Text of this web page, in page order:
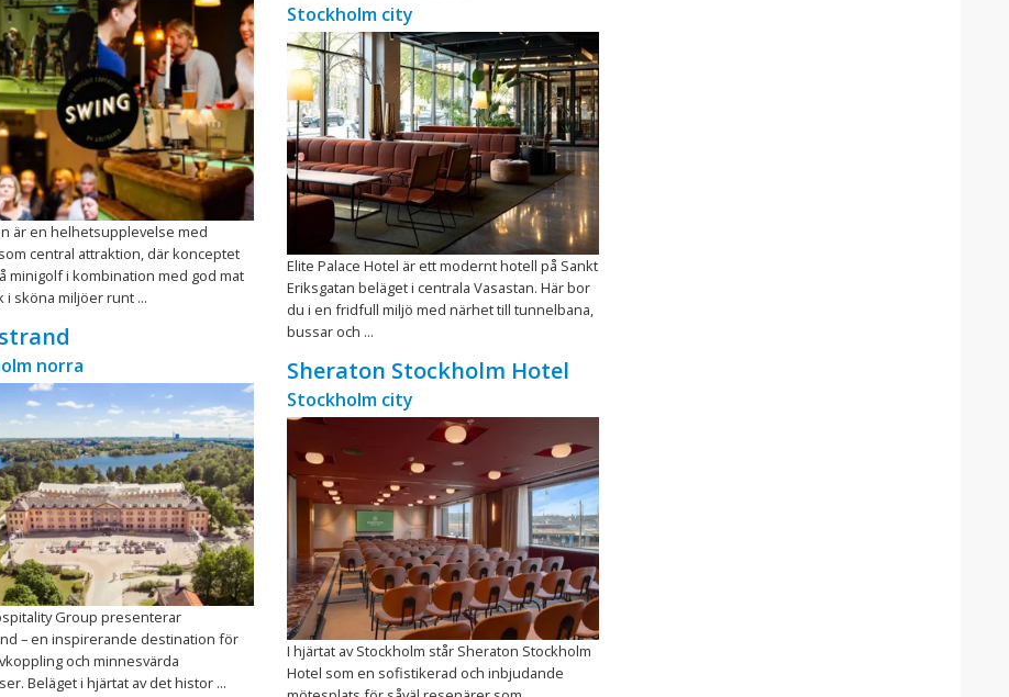
är en helhetsupplevelse med
central attraktion, där konceptet
minigolf i kombination med god mat
i sköna miljöer runt ...
norra
Group presenterar
– en inspirerande destination för
och minnesvärda
Beläget i hjärtat av det histor ...
Stockholm city
Elite Palace Hotel är ett modernt hotell på Sankt
Eriksgatan beläget i centrala Vasastan. Här bor
du i en fridfull miljö med närhet till tunnelbana,
bussar och ...
Sheraton Stockholm Hotel
Stockholm city
I hjärtat av Stockholm står Sheraton Stockholm
Hotel som en sofistikerad och inbjudande